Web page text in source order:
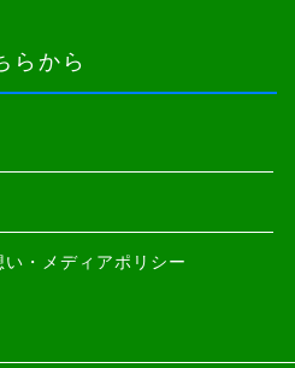
らから
・メディアポリシー